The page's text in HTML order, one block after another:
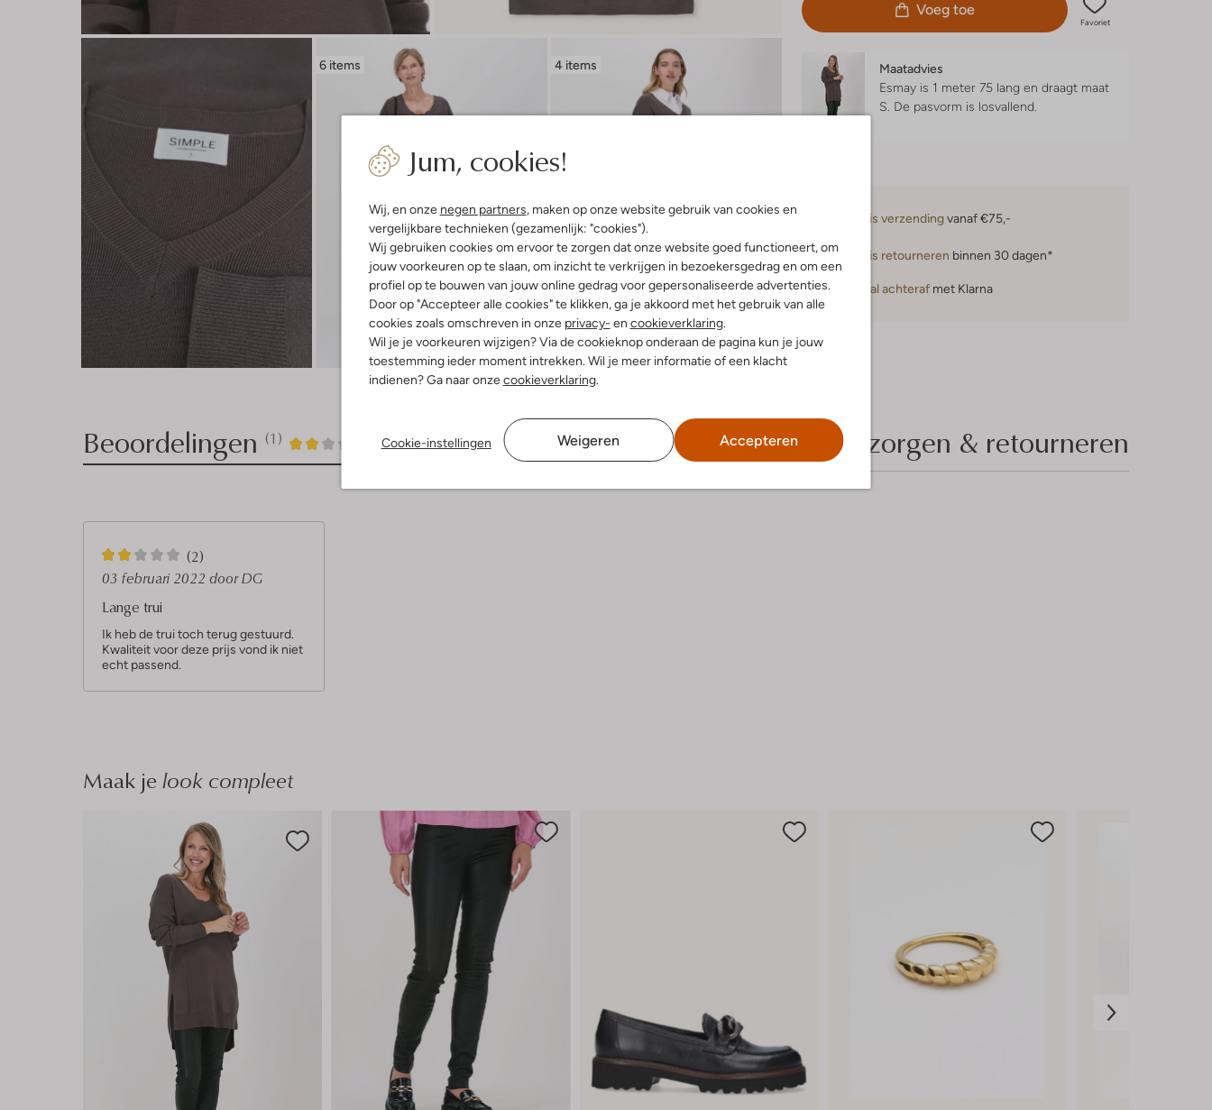
Jum, cookies!
Wij, en onze negen partners, maken op onze website gebruik van cookies en
vergelijkbare technieken (gezamenlijk: "cookies").
Wij gebruiken cookies om ervoor te zorgen dat onze website goed functioneert, om
jouw voorkeuren op te slaan, om inzicht te verkrijgen in bezoekersgedrag en om een
profiel op te bouwen van jouw online gedrag voor gepersonaliseerde advertenties.
Door op "Accepteer alle cookies" te klikken, ga je akkoord met het gebruik van alle
cookies zoals omschreven in onze privacy- en cookieverklaring.
Wil je je voorkeuren wijzigen? Via de cookieknop onderaan de pagina kun je jouw
toestemming ieder moment intrekken. Wil je meer informatie of een klacht
indienen? Ga naar onzecookieverklaring.
Cookie-instellingen Weigeren Accepteren
6 items
Ontdek de look
4 items
Ontdek de look
Voeg toe
Favoriet
Maatadvies
Esmay is 1 meter 75 lang en draagt maat
S. De pasvorm is losvallend.
Gratis verzendingvanaf €75,-
Gratis retourneren binnen 30 dagen*
Betaal achteraf met Klarna
Product informatie
Beoordelingen (1) 2/5
1
2
Bezorgen & retourneren
2
S
t
e
r
(2)
03 februari 2022 door DG
Lange trui
Ik heb de trui toch terug gestuurd.
Kwaliteit voor deze prijs vond ik niet
echt passend.
Maak je look compleet